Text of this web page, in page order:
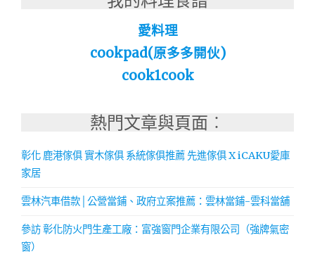
愛料理
cookpad(原多多開伙)
cook1cook
熱門文章與頁面︰
彰化 鹿港傢俱 實木傢俱 系統傢俱推薦 先進傢俱 X iCAKU愛庫
家居
雲林汽車借款│公營當鋪、政府立案推薦：雲林當鋪-雲科當舖
參訪 彰化防火門生產工廠：富強窗門企業有限公司（強牌氣密
窗）